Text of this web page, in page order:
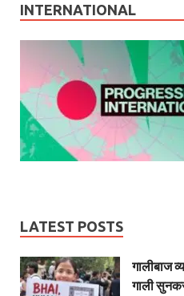
INTERNATIONAL
LATEST POSTS
गालीबाज
गाली